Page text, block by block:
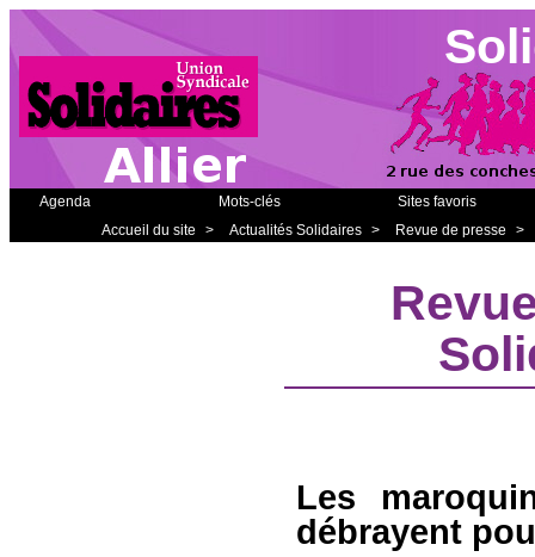
Agenda Mots-clés
Sites favoris
Accueil du site
> Actualités Solidaires > Revue de presse >
Les
débrayent